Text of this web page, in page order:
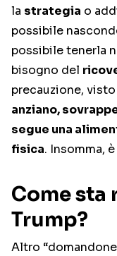
la strategia o
possibile
possibile tenerla
bisogno del
precauzione,
anziano,
segue una
fisica. Insomma,
Come sta
Trump?
Altro